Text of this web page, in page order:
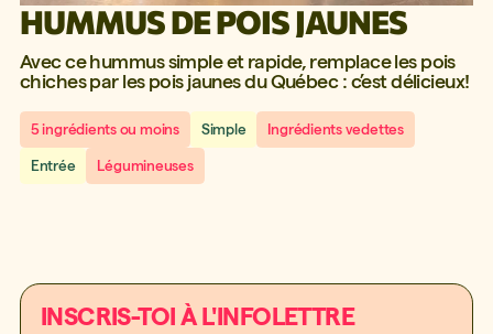
HUMMUS DE POIS JAUNES
Avec ce hummus simple et rapide, remplace les pois
chiches par les pois jaunes du Québec : c’est délicieux!
5 ingrédients ou moins Simple Ingrédients vedettes
Entrée Légumineuses
INSCRIS-TOI À L'INFOLETTRE